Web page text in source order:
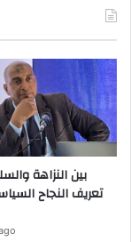
بين النزاهة
تعريف النجاح